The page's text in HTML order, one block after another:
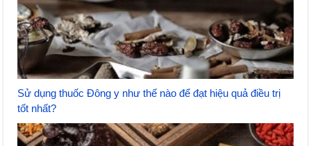
Sử dụng thuốc Đông y như thế nào để đạt hiệu quả điều trị
tốt nhất?